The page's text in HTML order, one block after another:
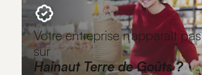
Votre entreprise n'apparaît pas
sur
Hainaut Terre de Goûts ?